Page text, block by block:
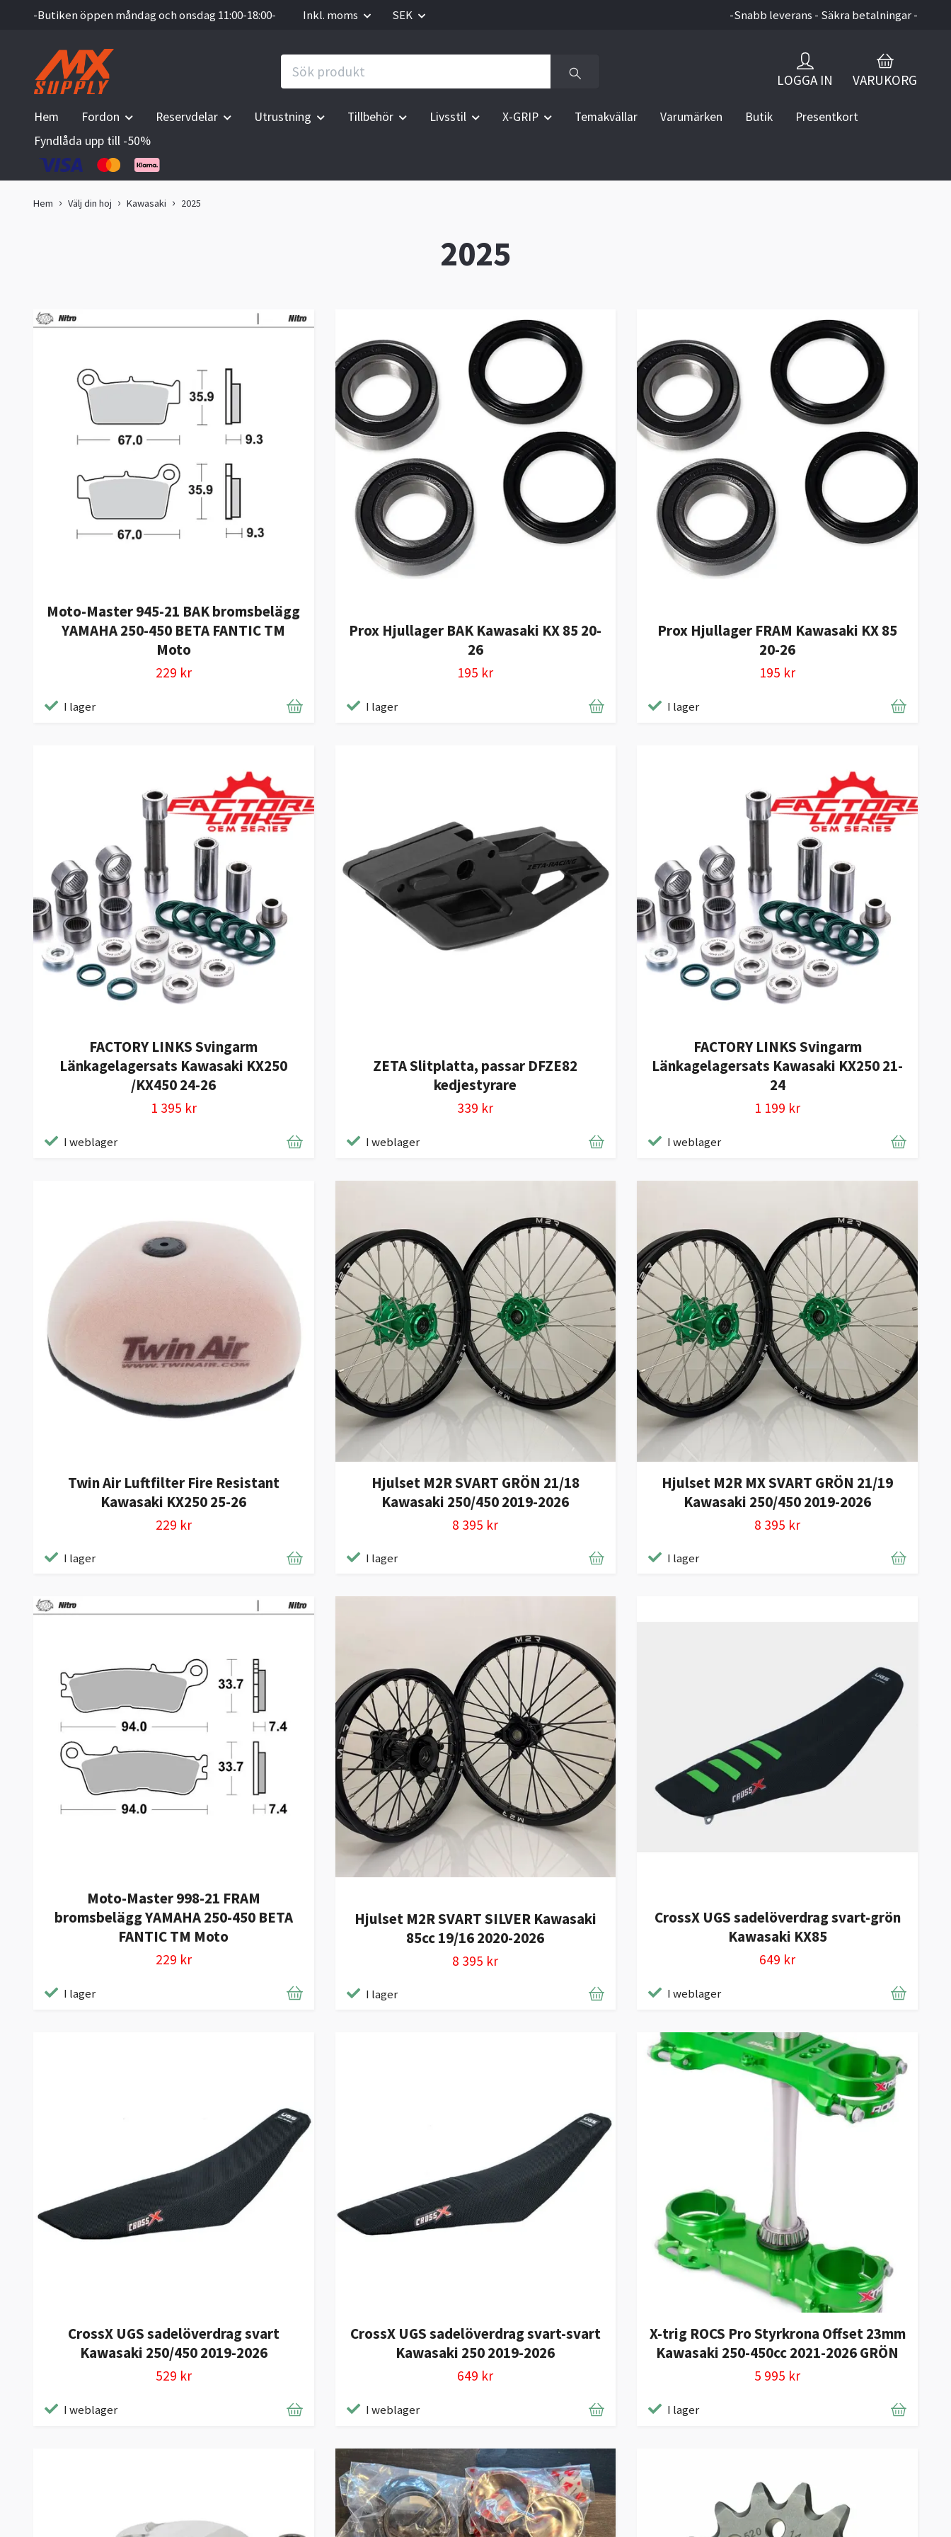
-Butiken öppen måndag och onsdag 11:00-18:00- Inkl. moms SEK -Snabb leverans - Säkra betalningar -
LOGGA IN VARUKORG
Hem Fordon Reservdelar Utrustning Tillbehör Livsstil X-GRIP Temakvällar Varumärken Butik
Presentkort
Fyndlåda upp till -50%
Hem Välj din hoj Kawasaki 2025
2025
Moto-Master 945-21 BAK bromsbelägg
YAMAHA 250-450 BETA FANTIC TM
Moto
229 kr
I lager
Prox Hjullager BAK Kawasaki KX 85 20-
26
195 kr
I lager
Prox Hjullager FRAM Kawasaki KX 85
20-26
195 kr
I lager
FACTORY LINKS Svingarm
Länkagelagersats Kawasaki KX250
/KX450 24-26
1 395 kr
I weblager
ZETA Slitplatta, passar DFZE82
kedjestyrare
339 kr
I weblager
FACTORY LINKS Svingarm
Länkagelagersats Kawasaki KX250 21-
24
1 199 kr
I weblager
Twin Air Luftfilter Fire Resistant
Kawasaki KX250 25-26
229 kr
I lager
Hjulset M2R SVART GRÖN 21/18
Kawasaki 250/450 2019-2026
8 395 kr
I lager
Hjulset M2R MX SVART GRÖN 21/19
Kawasaki 250/450 2019-2026
8 395 kr
I lager
Moto-Master 998-21 FRAM
bromsbelägg YAMAHA 250-450 BETA
FANTIC TM Moto
229 kr
I lager
Hjulset M2R SVART SILVER Kawasaki
85cc 19/16 2020-2026
8 395 kr
I lager
CrossX UGS sadelöverdrag svart-grön
Kawasaki KX85
649 kr
I weblager
CrossX UGS sadelöverdrag svart
Kawasaki 250/450 2019-2026
529 kr
I weblager
CrossX UGS sadelöverdrag svart-svart
Kawasaki 250 2019-2026
649 kr
I weblager
X-trig ROCS Pro Styrkrona Offset 23mm
Kawasaki 250-450cc 2021-2026 GRÖN
5 995 kr
I lager